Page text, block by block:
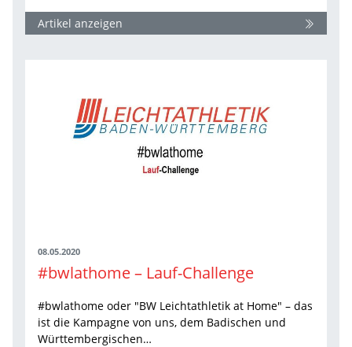
Artikel anzeigen
08.05.2020
#bwlathome – Lauf-Challenge
#bwlathome oder "BW Leichtathletik at Home" – das
ist die Kampagne von uns, dem Badischen und
Württembergischen…